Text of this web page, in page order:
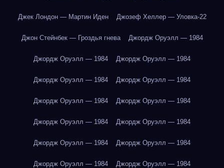
Джек Лондон — Мартин Иден Джозеф Хеллер — Уловка-22
Джон Стейнбек — Гроздья гнева Джордж Оруэлл — 1984
Джордж Оруэлл — 1984 Джордж Оруэлл — 1984
Джордж Оруэлл — 1984 Джордж Оруэлл — 1984
Джордж Оруэлл — 1984 Джордж Оруэлл — 1984
Джордж Оруэлл — 1984 Джордж Оруэлл — 1984
Джордж Оруэлл — 1984 Джордж Оруэлл — 1984
Джордж Оруэлл — 1984 Джордж Оруэлл — 1984